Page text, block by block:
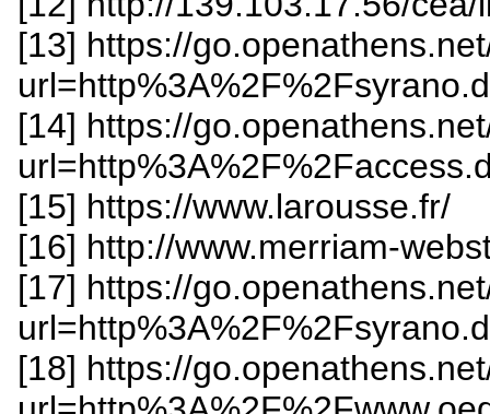
[13] https://
[14] https://
[15] https://www.larousse.fr/
[16] http://www.merriam-
[17] https://
[18] https://